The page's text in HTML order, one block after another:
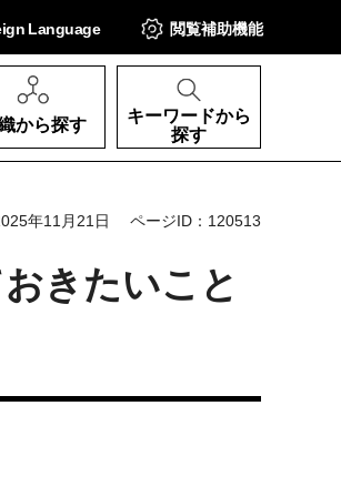
Language 閲覧補助機能
から探す
キーワードから
探す
年11月21日 ページID：120513
きたいこと